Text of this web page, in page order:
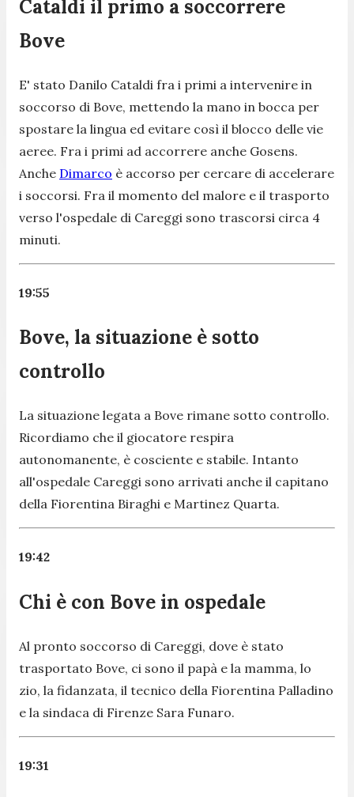
Cataldi il primo a soccorrere
Bove
E' stato Danilo Cataldi fra i primi a intervenire in
soccorso di Bove, mettendo la mano in bocca per
spostare la lingua ed evitare così il blocco delle vie
aeree. Fra i primi ad accorrere anche Gosens.
Anche Dimarco è accorso per cercare di accelerare
i soccorsi. Fra il momento del malore e il trasporto
verso l'ospedale di Careggi sono trascorsi circa 4
minuti.
19:55
Bove, la situazione è sotto
controllo
La situazione legata a Bove rimane sotto controllo.
Ricordiamo che il giocatore respira
autonomanente, è cosciente e stabile. Intanto
all'ospedale Careggi sono arrivati anche il capitano
della Fiorentina Biraghi e Martinez Quarta.
19:42
Chi è con Bove in ospedale
Al pronto soccorso di Careggi, dove è stato
trasportato Bove, ci sono il papà e la mamma, lo
zio, la fidanzata, il tecnico della Fiorentina Palladino
e la sindaca di Firenze Sara Funaro.
19:31